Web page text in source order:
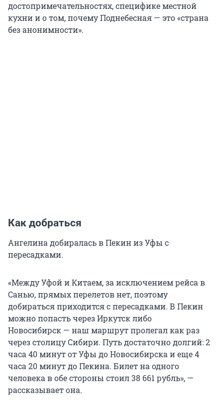
достопримечательностях, специфике местной
кухни и о том, почему Поднебесная — это «страна
без анонимности».
Как добраться
Ангелина добиралась в Пекин из Уфы с
пересадками.
«Между Уфой и Китаем, за исключением рейса в
Санью, прямых перелетов нет, поэтому
добираться приходится с пересадками. В Пекин
можно попасть через Иркутск либо
Новосибирск — наш маршрут пролегал как раз
через столицу Сибири. Путь достаточно долгий: 2
часа 40 минут от Уфы до Новосибирска и еще 4
часа 20 минут до Пекина. Билет на одного
человека в обе стороны стоил 38 661 рубль», —
рассказывает она.